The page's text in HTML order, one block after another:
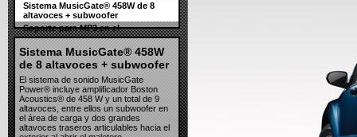
Sistema MusicGate® 458W de 8
altavoces + subwoofer
Soporte para MP3 en el
reposabrazos delantero
Guantera refrigerada Chill Zone®
Sistema MusicGate® 458W
de 8 altavoces + subwoofer
El sistema de sonido MusicGate
Power® incluye amplificador Boston
Acoustics® de 458 W y un total de 9
altavoces, entre ellos un subwoofer en
el área de carga y dos grandes
altavoces traseros articulables hacia el